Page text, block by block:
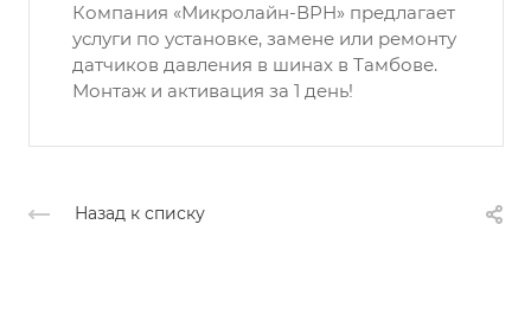
Компания «Микролайн-ВРН» предлагает
услуги по установке, замене или ремонту
датчиков давления в шинах в Тамбове.
Монтаж и активация за 1 день!
Назад к списку